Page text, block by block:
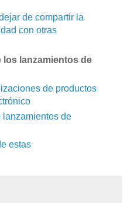
de compartir la
con otras
los lanzamientos de
de productos
de
estas